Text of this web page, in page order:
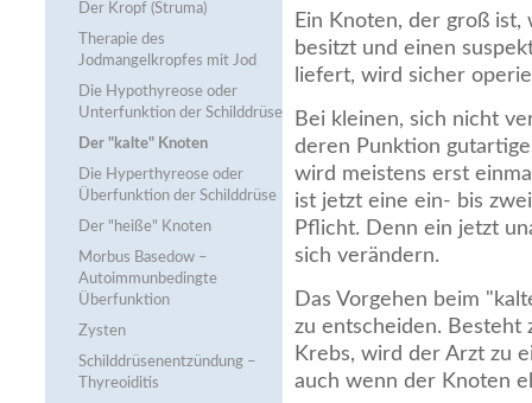
Der Kropf (Struma)
Therapie des
Jodmangelkropfes mit Jod
Die Hypothyreose oder
Unterfunktion der Schilddrüse
Der "kalte" Knoten
Die Hyperthyreose oder
Überfunktion der Schilddrüse
Der "heiße" Knoten
Morbus Basedow –
Autoimmunbedingte
Überfunktion
Zysten
Schilddrüsenentzündung –
Thyreoiditis
Ein Knoten, der groß ist,
besitzt und einen
liefert, wird sicher
Bei kleinen, sich nicht
deren Punktion
wird meistens erst
ist jetzt eine ein- bis
Pflicht. Denn ein jetzt
sich verändern.
Das Vorgehen beim
zu entscheiden. Besteht
Krebs, wird der Arzt zu
auch wenn der Knoten